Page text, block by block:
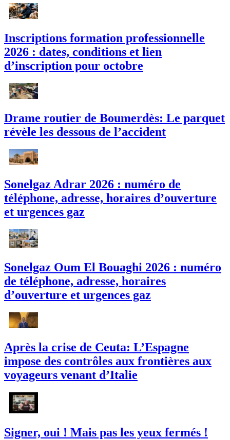
Inscriptions formation professionnelle
2026 : dates, conditions et lien
d’inscription pour octobre
Drame routier de Boumerdès: Le parquet
révèle les dessous de l’accident
Sonelgaz Adrar 2026 : numéro de
téléphone, adresse, horaires d’ouverture
et urgences gaz
Sonelgaz Oum El Bouaghi 2026 : numéro
de téléphone, adresse, horaires
d’ouverture et urgences gaz
Après la crise de Ceuta: L’Espagne
impose des contrôles aux frontières aux
voyageurs venant d’Italie
Signer, oui ! Mais pas les yeux fermés !